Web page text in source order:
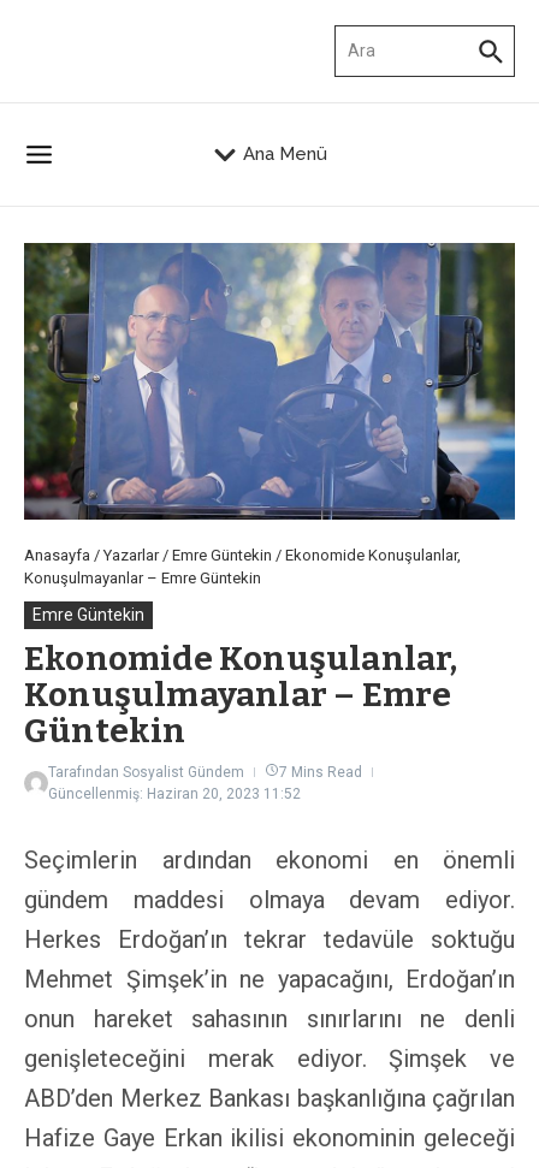
Ana Menü
Anasayfa /Yazarlar/ Emre Güntekin / Ekonomide Konuşulanlar,
Konuşulmayanlar – Emre Güntekin
Emre Güntekin
Ekonomide Konuşulanlar,
Konuşulmayanlar – Emre
Güntekin
Tarafından Sosyalist Gündem
7 Mins Read
Güncellenmiş: Haziran 20, 2023 11:52
Seçimlerin ardından ekonomi en önemli
gündem maddesi olmaya devam ediyor.
Herkes Erdoğan’ın tekrar tedavüle soktuğu
Mehmet Şimşek’in ne yapacağını, Erdoğan’ın
onun hareket sahasının sınırlarını ne denli
genişleteceğini merak ediyor. Şimşek ve
ABD’den Merkez Bankası başkanlığına çağrılan
Hafize Gaye Erkan ikilisi ekonominin geleceği